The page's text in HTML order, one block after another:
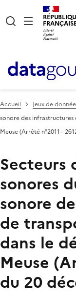
Accueil Jeux de
sonore des
Meuse (Arrêté n°2011 -
Secteurs
sonores
sonore
de
dans le
Meuse
du 20